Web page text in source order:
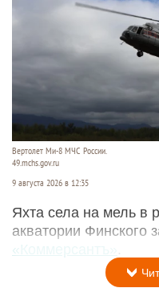
Вертолет Ми-8 МЧС России.
49.mchs.gov.ru
9 августа 2026 в 12:35
Яхта села на мель в
акватории Финского
«Коммерсантъ»